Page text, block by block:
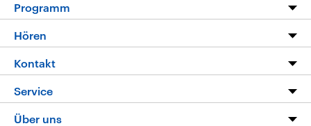
Programm
Programm
Die Nachrichten
Nachrichtenleicht
Neue Beiträge auf dlf.de
Hören
Livestream
Podcasts
Kontakt
Hörerservice
Service
FAQ
Über uns